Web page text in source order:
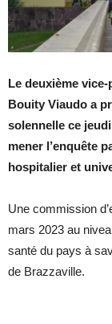
Le deuxième
Bouity Viaudo a
solennelle ce
mener l’enquête
hospitalier et
Une commission
mars 2023 au
santé du pays à
de Brazzaville.